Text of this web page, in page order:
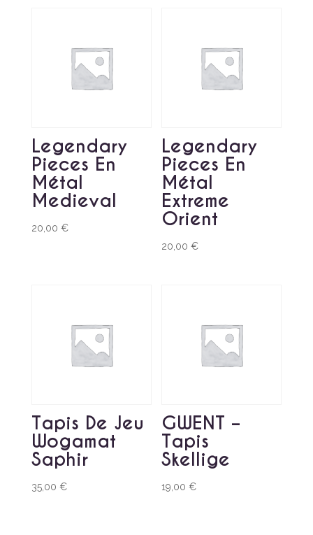
Legendary
Pieces En
Métal
Medieval
20,00 €
Legendary
Pieces En
Métal
Extreme
Orient
20,00€
Tapis De Jeu
Wogamat
Saphir
35,00 €
GWENT –
Tapis
Skellige
19,00€